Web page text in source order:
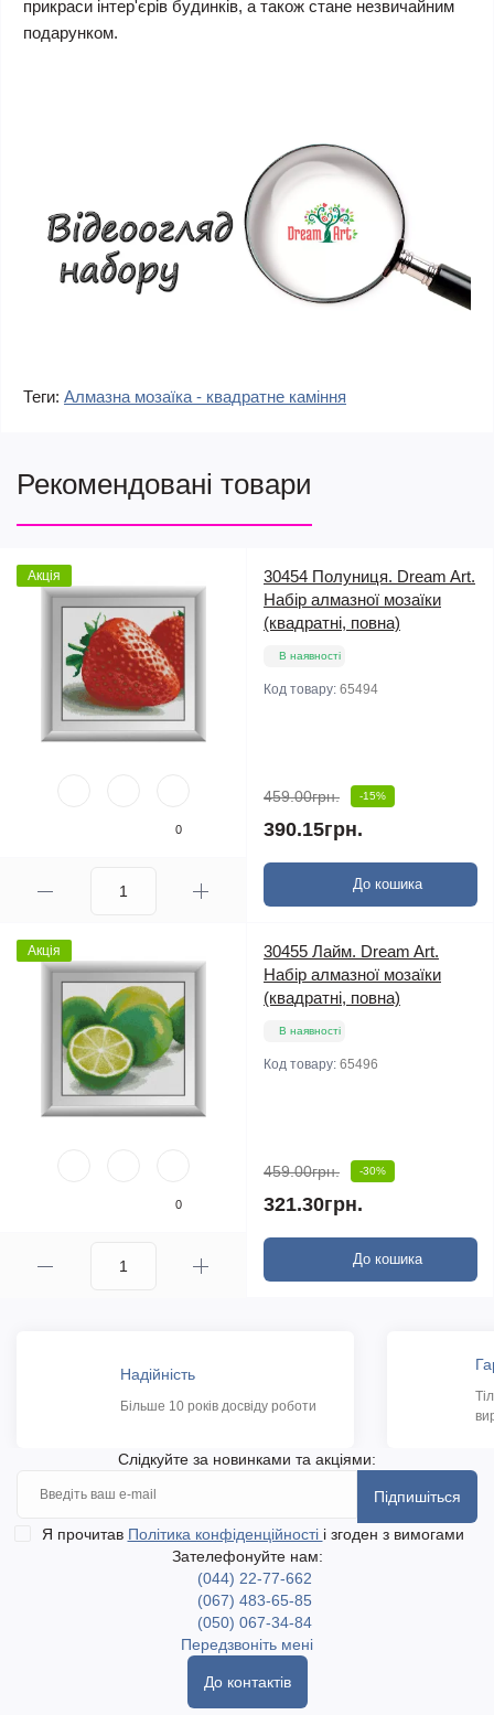
прикраси інтер'єрів будинків, а також стане незвичайним
подарунком.
Теги: Алмазна мозаїка - квадратне каміння
Рекомендовані товари
Акція
0
30454 Полуниця. Dream Art.
Набір алмазної мозаїки
(квадратні, повна)
В наявності
Код товару: 65494
459.00грн. -15%
390.15грн.
До кошика
Акція
0
30455 Лайм. Dream Art.
Набір алмазної мозаїки
(квадратні, повна)
В наявності
Код товару: 65496
459.00грн. -30%
321.30грн.
До кошика
Надійність
Більше 10 років досвіду роботи
Слідкуйте за новинками та акціями:
Підпишіться
Я прочитав Політика конфіденційності і згоден з вимогами
Зателефонуйте нам:
(044) 22-77-662
(067) 483-65-85
(050) 067-34-84
Передзвоніть мені
До контактів